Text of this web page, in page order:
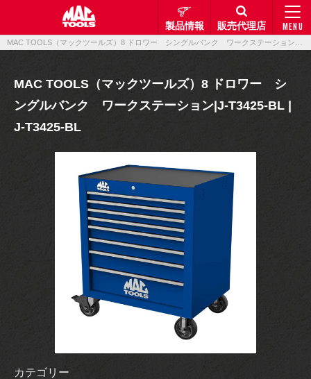
MENU
製品情報 販売代理店
MAC TOOLS（マックツールズ）8 ドロワー シ
ングルバンク ワークステーション|J-T3425-BL |
J-T3425-BL
カテゴリー